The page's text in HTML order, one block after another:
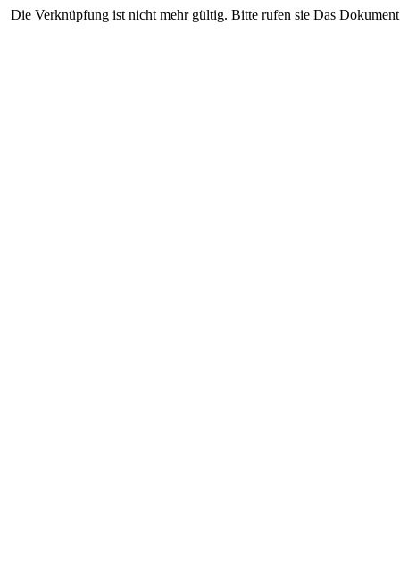
Die Verknüpfung ist nicht mehr gültig. Bitte rufen sie Das Dokument